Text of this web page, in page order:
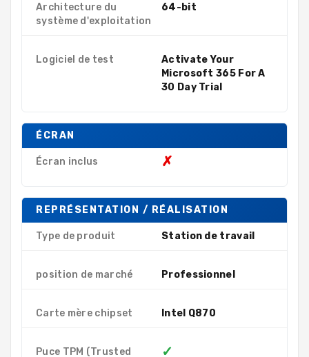
Architecture du
système d'exploitation
64-bit
Logiciel de test
Activate Your
Microsoft 365 For A
30 Day Trial
ÉCRAN
Écran inclus ✗
REPRÉSENTATION / RÉALISATION
Type de produit Station de travail
position de marché Professionnel
Carte mère chipset Intel Q870
Puce TPM (Trusted ✓